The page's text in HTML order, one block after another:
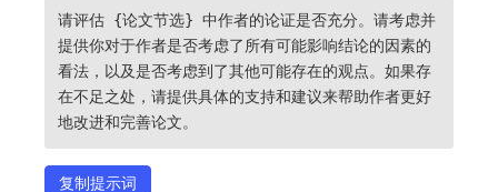
请评估 {论文节选} 中作者的论证是否充分。请考虑并
提供你对于作者是否考虑了所有可能影响结论的因素的
看法，以及是否考虑到了其他可能存在的观点。如果存
在不足之处，请提供具体的支持和建议来帮助作者更好
地改进和完善论文。
复制提示词